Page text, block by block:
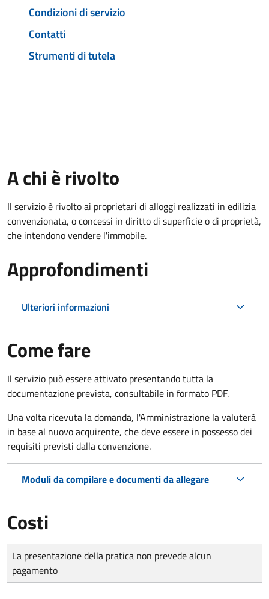
Condizioni di servizio
Contatti
Strumenti di tutela
A chi è rivolto
Il servizio è rivolto ai proprietari di alloggi realizzati in edilizia
convenzionata, o concessi in diritto di superficie o di proprietà,
che intendono vendere l'immobile.
Approfondimenti
Ulteriori informazioni
Come fare
Il servizio può essere attivato presentando tutta la
documentazione prevista, consultabile in formato PDF.
Una volta ricevuta la domanda, l'Amministrazione la valuterà
in base al nuovo acquirente, che deve essere in possesso dei
requisiti previsti dalla convenzione.
Moduli da compilare e documenti da allegare
Costi
Tipo di pagamento
Importo
La presentazione della pratica non prevede alcun
pagamento